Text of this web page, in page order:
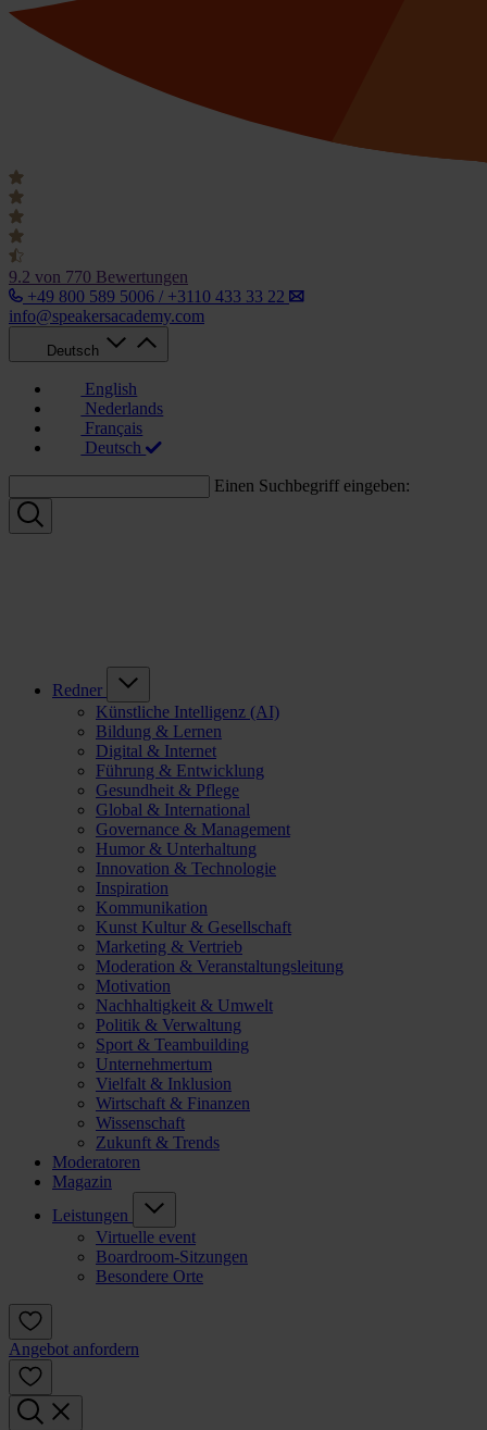
9.2 von 770 Bewertungen
+49 800 589 5006 / +3110 433 33 22
info@speakersacademy.com
Deutsch
English
Nederlands
Français
Deutsch
Einen Suchbegriff eingeben:
Redner
Künstliche Intelligenz (AI)
Bildung & Lernen
Digital & Internet
Führung & Entwicklung
Gesundheit & Pflege
Global & International
Governance & Management
Humor & Unterhaltung
Innovation & Technologie
Inspiration
Kommunikation
Kunst Kultur & Gesellschaft
Marketing & Vertrieb
Moderation & Veranstaltungsleitung
Motivation
Nachhaltigkeit & Umwelt
Politik & Verwaltung
Sport & Teambuilding
Unternehmertum
Vielfalt & Inklusion
Wirtschaft & Finanzen
Wissenschaft
Zukunft & Trends
Moderatoren
Magazin
Leistungen
Virtuelle event
Boardroom-Sitzungen
Besondere Orte
Angebot anfordern